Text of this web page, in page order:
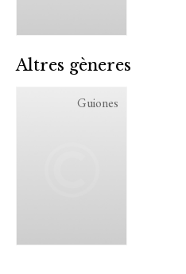
Altres gèneres
Guiones